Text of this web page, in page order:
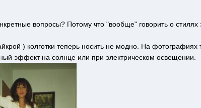
вопросы? Потому что "вообще" говорить о стилях
) колготки теперь носить не модно. На фотографиях
эффект на солнце или при электрическом освещении.